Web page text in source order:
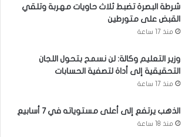
شرطة البصرة تضبط ثلاث حاويات مهربة وتلقي
القبض على متورطين
منذ 17 ساعة
وزير التعليم وكالة: لن نسمح بتحول اللجان
التحقيقية إلى أداة لتصفية الحسابات
منذ 17 ساعة
الذهب يرتفع إلى أعلى مستوياته في 7 أسابيع
منذ 18 ساعة